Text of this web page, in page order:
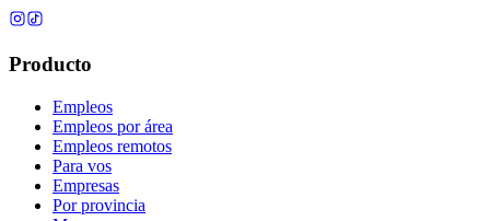
Producto
Empleos
Empleos por área
Empleos remotos
Para vos
Empresas
Por provincia